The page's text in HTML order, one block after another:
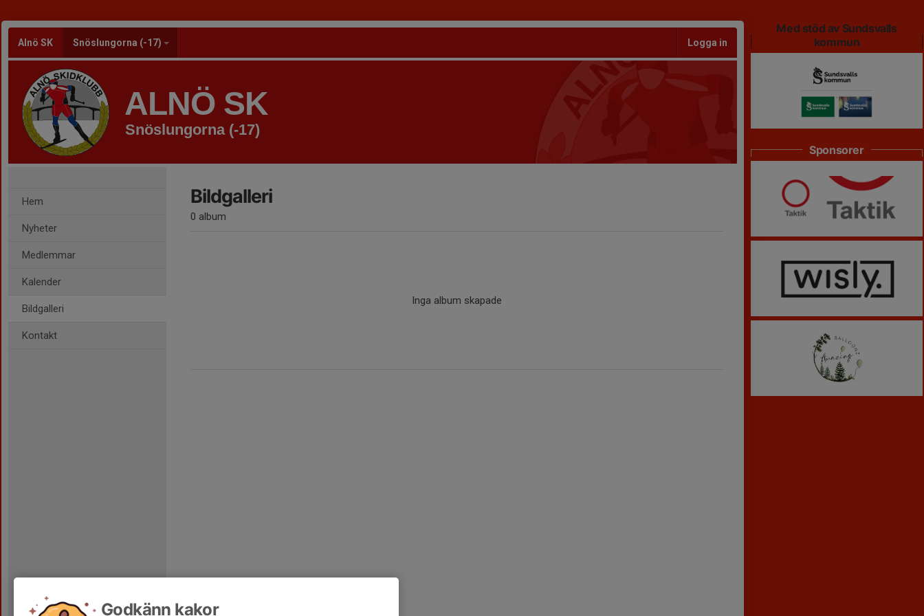
Alnö SK Snöslungorna (-17) Logga in
ALNÖ SK
Snöslungorna (-17)
Hem
Nyheter
Medlemmar
Kalender
Bildgalleri
Kontakt
Bildgalleri
0 album
Inga album skapade
Med stöd av Sundsvalls
kommun
Sponsorer
Godkänn kakor